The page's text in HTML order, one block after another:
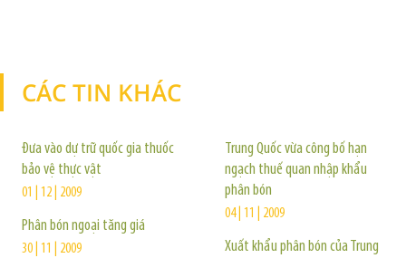
CÁC TIN KHÁC
Đưa vào dự trữ quốc gia thuốc
bảo vệ thực vật
01 | 12 | 2009
Phân bón ngoại tăng giá
30 | 11 | 2009
Trung Quốc vừa công bố hạn
ngạch thuế quan nhập khẩu
phân bón
04 | 11 | 2009
Xuất khẩu phân bón của Trung